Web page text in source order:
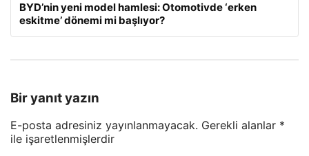
BYD’nin yeni model hamlesi: Otomotivde ‘erken
eskitme’ dönemi mi başlıyor?
Bir yanıt yazın
E-posta adresiniz yayınlanmayacak. Gerekli alanlar *
ile işaretlenmişlerdir